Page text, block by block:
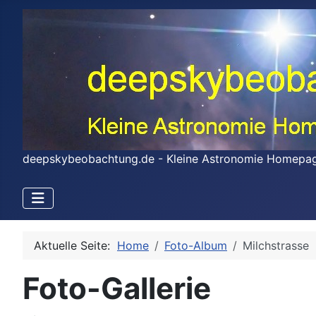
deepskybeobachtung.de - Kleine Astronomie
Aktuelle Seite: Home Foto-Album Milchstrasse
Foto-Gallerie